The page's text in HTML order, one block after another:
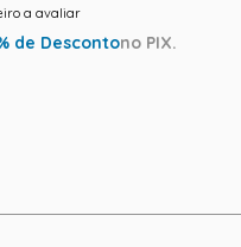
a avaliar
de Descontono PIX.